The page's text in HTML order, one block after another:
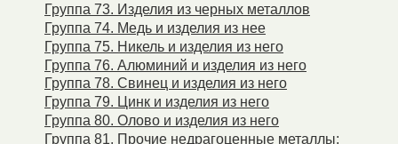
Группа 73. Изделия из черных металлов
Группа 74. Медь и изделия из нее
Группа 75. Никель и изделия из него
Группа 76. Алюминий и изделия из него
Группа 78. Свинец и изделия из него
Группа 79. Цинк и изделия из него
Группа 80. Олово и изделия из него
Группа 81. Прочие недрагоценные металлы;